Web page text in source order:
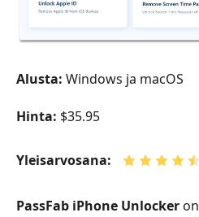
Alusta: Windows ja macOS
Hinta: $35.95
Yleisarvosana:
PassFab iPhone Unlocker